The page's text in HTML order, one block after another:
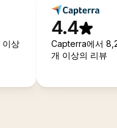
이상
4.4
Capterra에서
개 이상의 리뷰